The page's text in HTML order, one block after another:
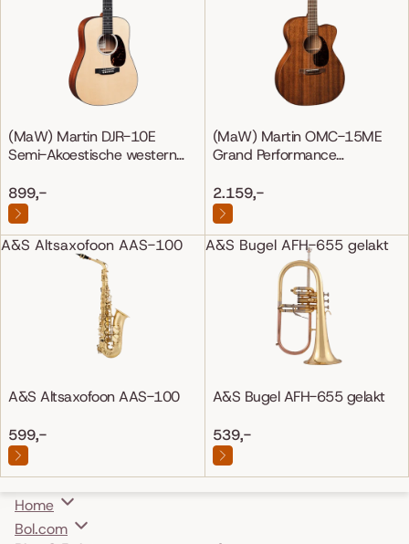
(MaW) Martin DJR-10E
Semi-Akoestische western
899,-
(MaW) Martin OMC-15ME
Grand Performance
2.159,-
A&S Altsaxofoon AAS-100
A&S Altsaxofoon AAS-100
599,-
A&S Bugel AFH-655 gelakt
A&S Bugel AFH-655 gelakt
539,-
Home
Bol.com